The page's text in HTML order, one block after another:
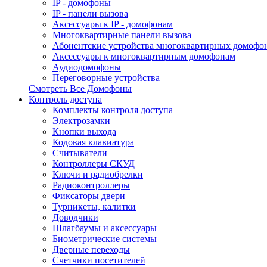
IP - домофоны
IP - панели вызова
Аксессуары к IP - домофонам
Многоквартирные панели вызова
Абонентские устройства многоквартирных
Аксессуары к многоквартирным домофонам
Аудиодомофоны
Переговорные устройства
Смотреть Все Домофоны
Контроль доступа
Комплекты контроля доступа
Электрозамки
Кнопки выхода
Кодовая клавиатура
Считыватели
Контроллеры СКУД
Ключи и радиобрелки
Радиоконтроллеры
Фиксаторы двери
Турникеты, калитки
Доводчики
Шлагбаумы и аксессуары
Биометрические системы
Дверные переходы
Счетчики посетителей